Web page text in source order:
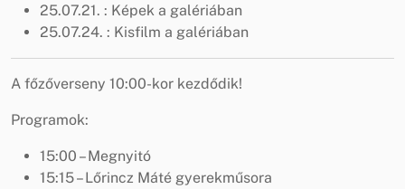
25.07.21. : Képek a galériában
25.07.24. : Kisfilm a galériában
A főzőverseny 10:00-kor kezdődik!
Programok:
15:00 – Megnyitó
15:15 – Lőrincz Máté gyerekműsora